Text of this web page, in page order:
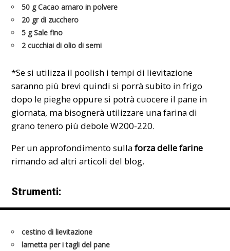
50 g Cacao amaro in polvere
20 gr di zucchero
5 g Sale fino
2 cucchiai di olio di semi
*Se si utilizza il poolish i tempi di lievitazione
saranno più brevi quindi si porrà subito in frigo
dopo le pieghe oppure si potrà cuocere il pane in
giornata, ma bisognerà utilizzare una farina di
grano tenero piùdeboleW200-220.
Per un approfondimento sullaforza delle farine
rimando ad altriarticoli del blog.
Strumenti:
cestino di lievitazione
lametta per i tagli del pane